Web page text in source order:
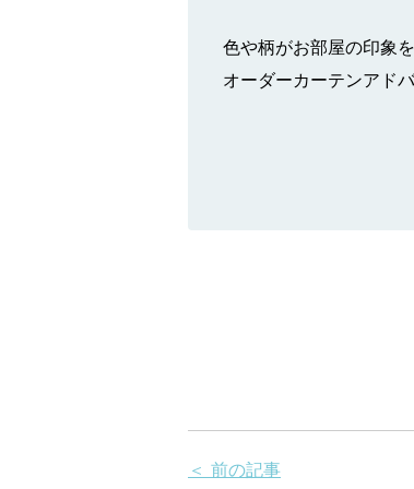
色や柄がお部屋の印象
オーダーカーテンアド
＜ 前の記事